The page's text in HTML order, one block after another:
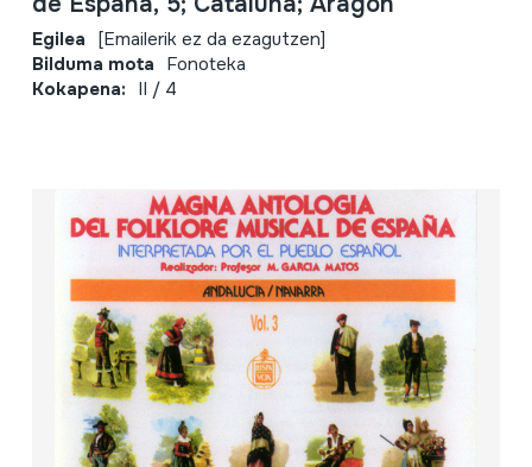
Egilea
[Emailerik ez da ezagutzen]
Bilduma mota Fonoteka
Kokapena: II / 4